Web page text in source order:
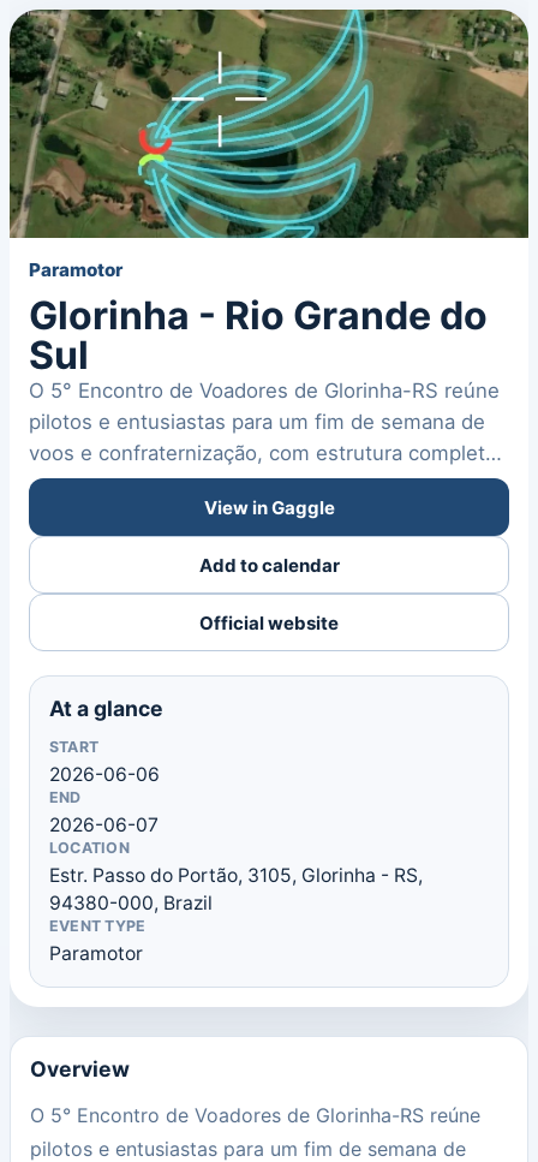
Paramotor
Glorinha - Rio Grande do
Sul
O 5° Encontro de Voadores de Glorinha-RS reúne
pilotos e entusiastas para um fim de semana de
voos e confraternização, com estrutura completa,
alimentação e…
View in Gaggle
Add to calendar
Official website
At a glance
START
2026-06-06
END
2026-06-07
LOCATION
Estr. Passo do Portão, 3105, Glorinha - RS,
94380-000, Brazil
EVENT TYPE
Paramotor
Overview
O 5° Encontro de Voadores de Glorinha-RS reúne
pilotos e entusiastas para um fim de semana de